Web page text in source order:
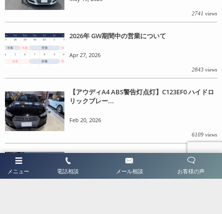
2741 views
2026年 GW期間中の営業について
Apr 27, 2026
2843 views
【アウディA4 ABS警告灯点灯】C123EF0 ハイドロ
リックブレー...
Feb 20, 2026
6109 views
新年のご挨拶と営業日のご案内
Jan 6, 2026
メニュー 電話相談 メール相談 お客様の声